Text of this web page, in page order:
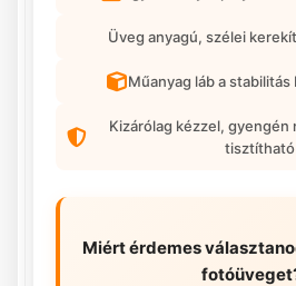
Üveg anyagú, szélei
Műanyag láb a
Kizárólag kézzel, gyengén
tisztítható
Miért érdemes
fotóüveget